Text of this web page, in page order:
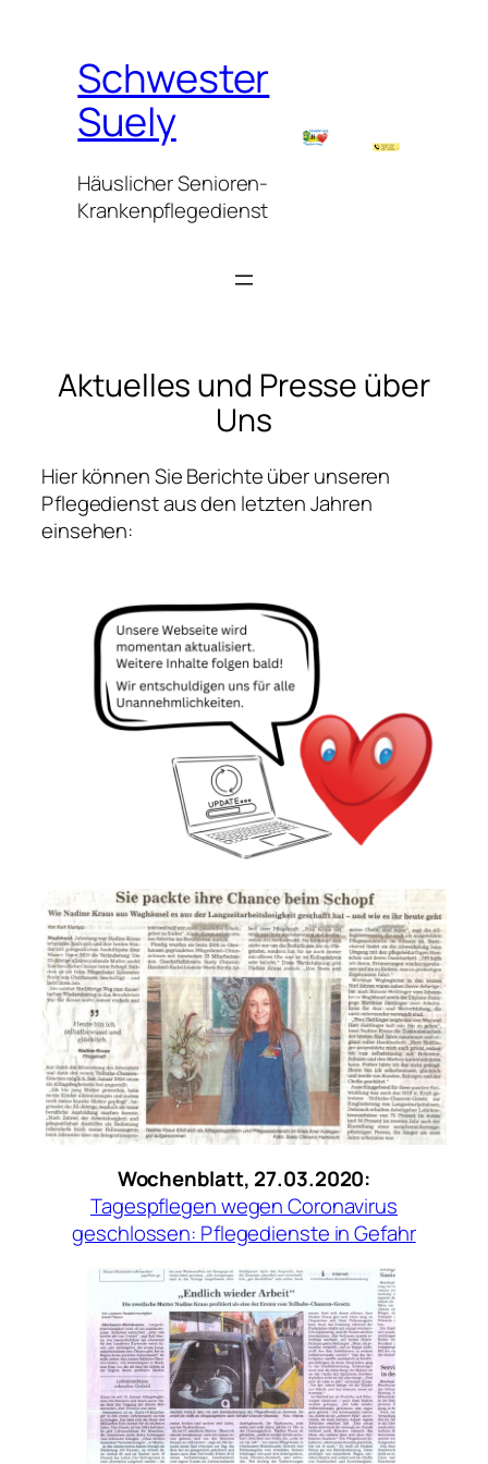
contentSchwester
Suely
Häuslicher Senioren-
Krankenpflegedienst
Aktuelles und Presse über
Uns
Hier können Sie Berichte über unseren
Pflegedienst aus den letzten Jahren
einsehen:
Wochenblatt, 27.03.2020:
Tagespflegen wegen Coronavirus
geschlossen: Pflegedienste in Gefahr